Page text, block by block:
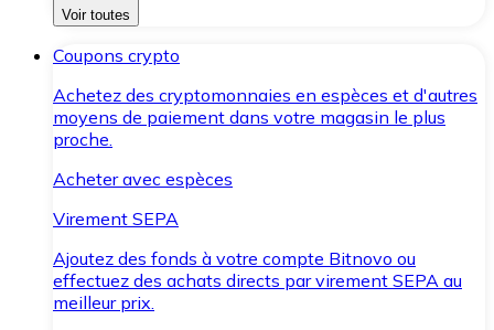
Voir toutes
Coupons crypto
Achetez des cryptomonnaies en espèces et d'autres
moyens de paiement dans votre magasin le plus
proche.
Acheter avec espèces
Virement SEPA
Ajoutez des fonds à votre compte Bitnovo ou
effectuez des achats directs par virement SEPA au
meilleur prix.